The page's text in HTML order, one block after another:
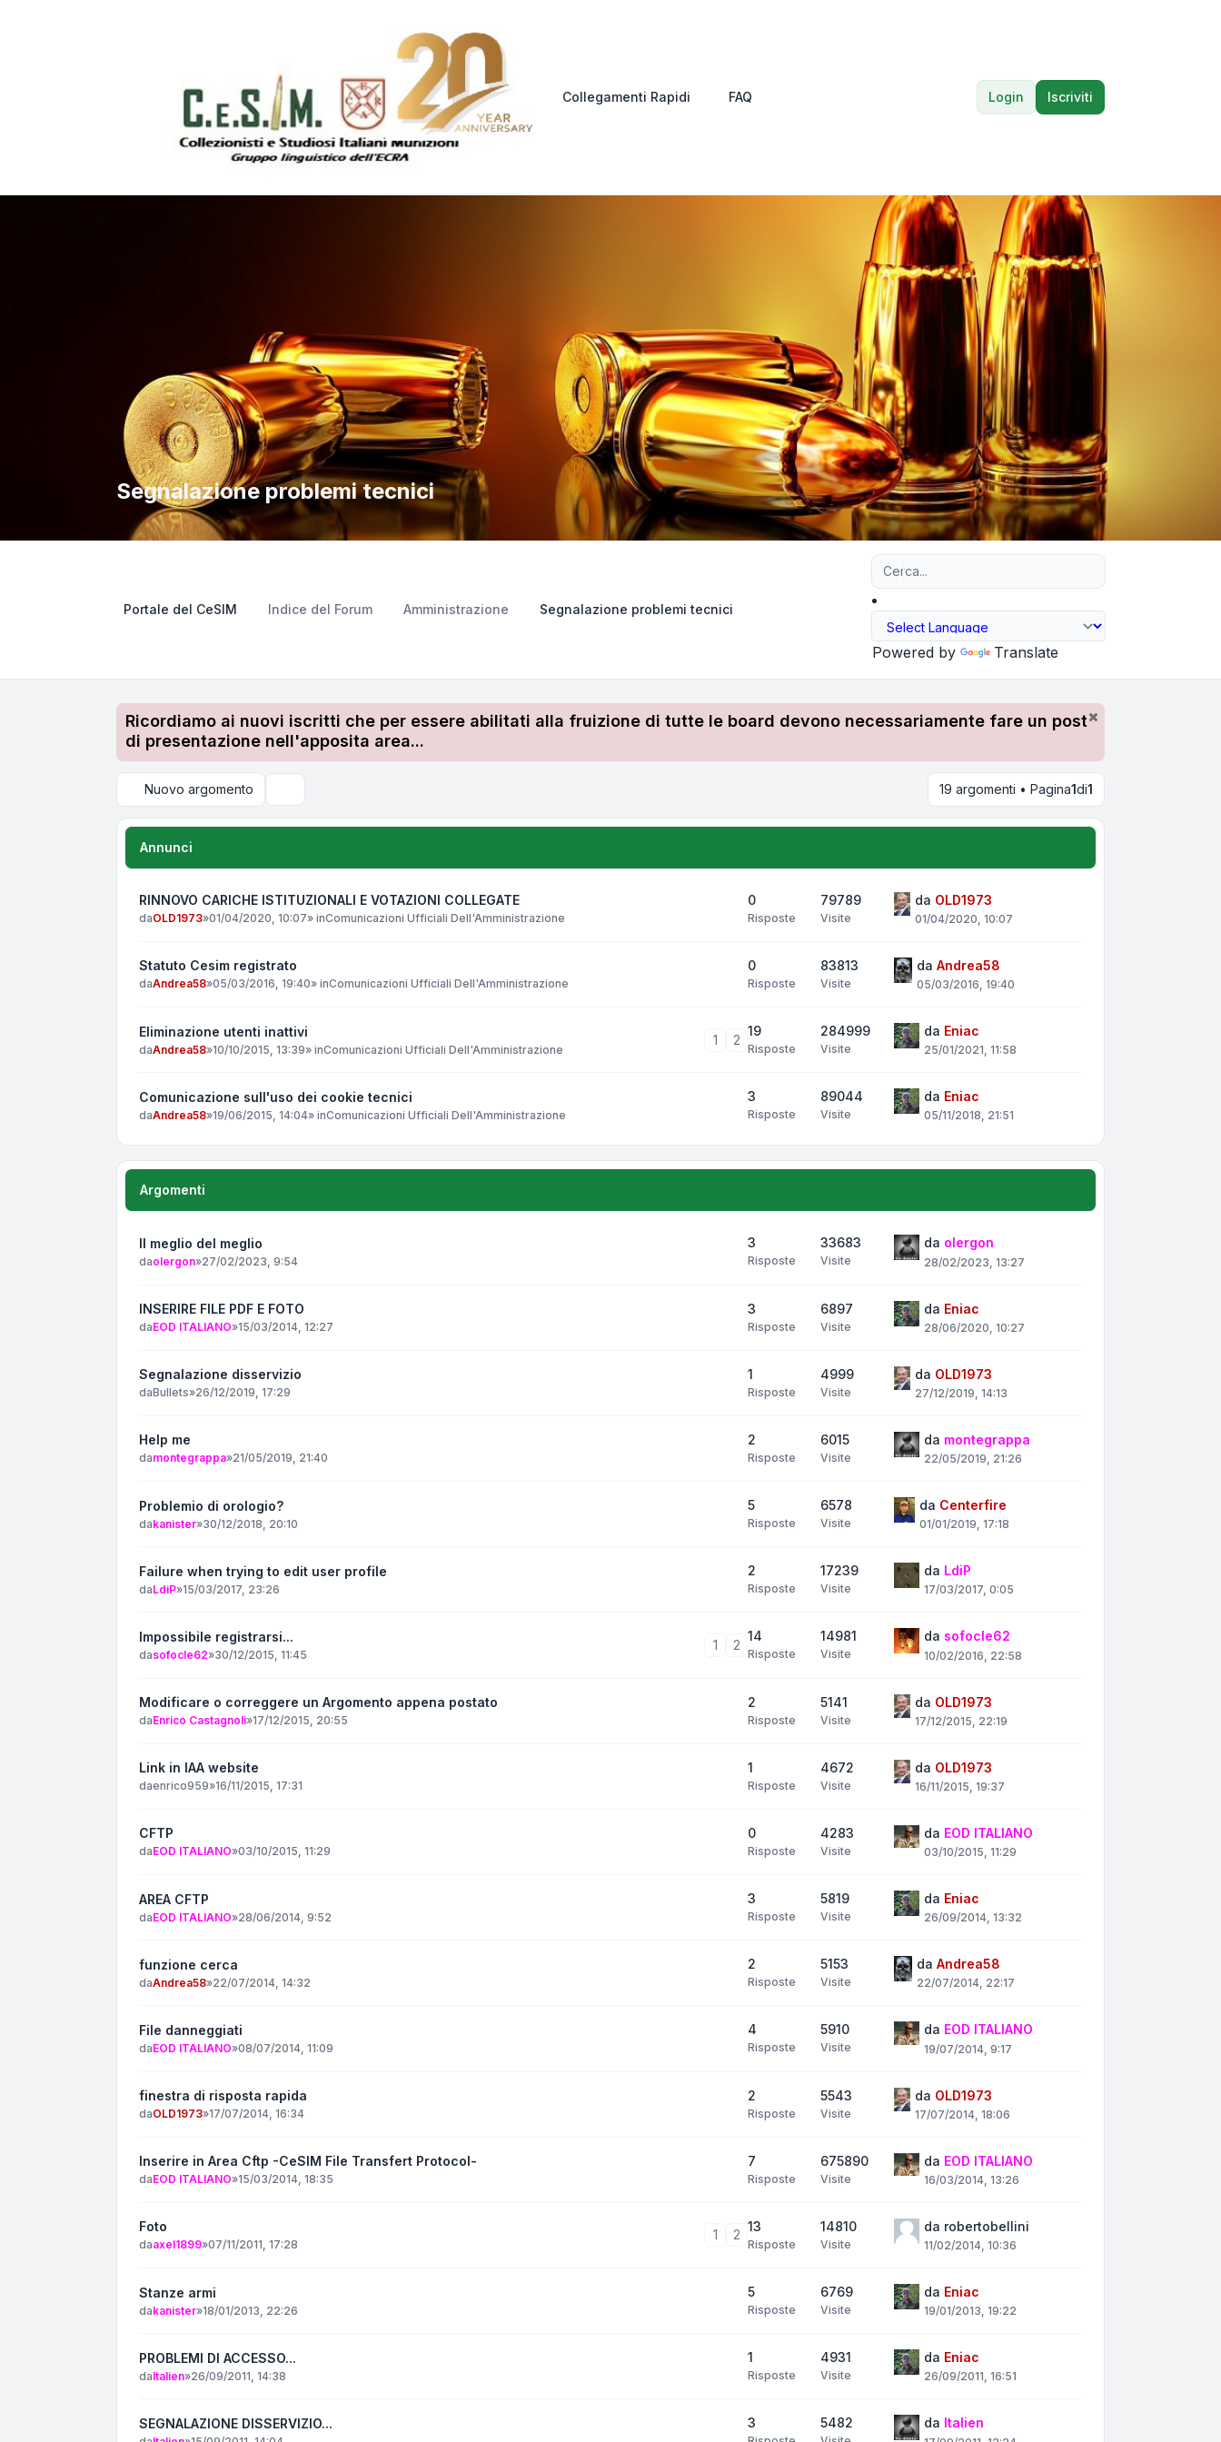
Collegamenti Rapidi FAQ Login Iscriviti
Segnalazione problemi tecnici
Portale del CeSIM Indice del Forum Amministrazione Segnalazione problemi tecnici
Powered by Translate
Ricordiamo ai nuovi iscritti che per essere abilitati alla fruizione di tutte le board devono necessariamente fare un post
di presentazione nell'apposita area...
Nuovo argomento 19 argomenti • Pagina1di1
Annunci
RINNOVO CARICHE ISTITUZIONALI E VOTAZIONI COLLEGATE
daOLD1973»01/04/2020, 10:07» inComunicazioni Ufficiali Dell'Amministrazione
0
Risposte
79789
Visite
da OLD1973
01/04/2020, 10:07
Statuto Cesim registrato
daAndrea58»05/03/2016, 19:40» inComunicazioni Ufficiali Dell'Amministrazione
0
Risposte
83813
Visite
da Andrea58
05/03/2016, 19:40
Eliminazione utenti inattivi
daAndrea58»10/10/2015, 13:39» inComunicazioni Ufficiali Dell'Amministrazione
1 2
19
Risposte
284999
Visite
da Eniac
25/01/2021, 11:58
Comunicazione sull'uso dei cookie tecnici
daAndrea58»19/06/2015, 14:04» inComunicazioni Ufficiali Dell'Amministrazione
3
Risposte
89044
Visite
da Eniac
05/11/2018, 21:51
Argomenti
Il meglio del meglio
daolergon»27/02/2023, 9:54
3
Risposte
33683
Visite
da olergon
28/02/2023, 13:27
INSERIRE FILE PDF E FOTO
daEOD ITALIANO»15/03/2014, 12:27
3
Risposte
6897
Visite
da Eniac
28/06/2020, 10:27
Segnalazione disservizio
daBullets»26/12/2019, 17:29
1
Risposte
4999
Visite
da OLD1973
27/12/2019, 14:13
Help me
damontegrappa»21/05/2019, 21:40
2
Risposte
6015
Visite
da montegrappa
22/05/2019, 21:26
Problemio di orologio?
dakanister»30/12/2018, 20:10
5
Risposte
6578
Visite
da Centerfire
01/01/2019, 17:18
Failure when trying to edit user profile
daLdiP»15/03/2017, 23:26
2
Risposte
17239
Visite
da LdiP
17/03/2017, 0:05
Impossibile registrarsi...
dasofocle62»30/12/2015, 11:45
1 2
14
Risposte
14981
Visite
da sofocle62
10/02/2016, 22:58
Modificare o correggere un Argomento appena postato
daEnrico Castagnoli»17/12/2015, 20:55
2
Risposte
5141
Visite
da OLD1973
17/12/2015, 22:19
Link in IAA website
daenrico959»16/11/2015, 17:31
1
Risposte
4672
Visite
da OLD1973
16/11/2015, 19:37
CFTP
daEOD ITALIANO»03/10/2015, 11:29
0
Risposte
4283
Visite
da EOD ITALIANO
03/10/2015, 11:29
AREA CFTP
daEOD ITALIANO»28/06/2014, 9:52
3
Risposte
5819
Visite
da Eniac
26/09/2014, 13:32
funzione cerca
daAndrea58»22/07/2014, 14:32
2
Risposte
5153
Visite
da Andrea58
22/07/2014, 22:17
File danneggiati
daEOD ITALIANO»08/07/2014, 11:09
4
Risposte
5910
Visite
da EOD ITALIANO
19/07/2014, 9:17
finestra di risposta rapida
daOLD1973»17/07/2014, 16:34
2
Risposte
5543
Visite
da OLD1973
17/07/2014, 18:06
Inserire in Area Cftp -CeSIM File Transfert Protocol-
daEOD ITALIANO»15/03/2014, 18:35
7
Risposte
675890
Visite
da EOD ITALIANO
16/03/2014, 13:26
Foto
daaxel1899»07/11/2011, 17:28
1 2
13
Risposte
14810
Visite
da robertobellini
11/02/2014, 10:36
Stanze armi
dakanister»18/01/2013, 22:26
5
Risposte
6769
Visite
da Eniac
19/01/2013, 19:22
PROBLEMI DI ACCESSO...
daItalien»26/09/2011, 14:38
1
Risposte
4931
Visite
da Eniac
26/09/2011, 16:51
SEGNALAZIONE DISSERVIZIO... 3 5482 da Italien